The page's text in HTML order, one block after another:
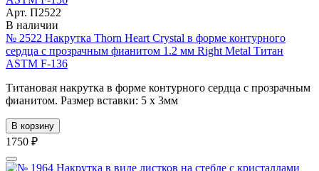
Арт. П2522
В наличии
№ 2522 Накрутка Thorn Heart Crystal в форме контурного
сердца с прозрачным фианитом 1.2 мм Right Metal Титан
ASTM F-136
Титановая накрутка в форме контурного сердца с прозрачным
фианитом. Размер вставки: 5 х 3мм
В корзину
1750 ₽